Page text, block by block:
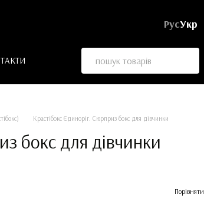
РусУкр
Крастібокс Єдиноріг. Сюрприз бокс для дівчинки
бокс для дівчинки
Порівняти